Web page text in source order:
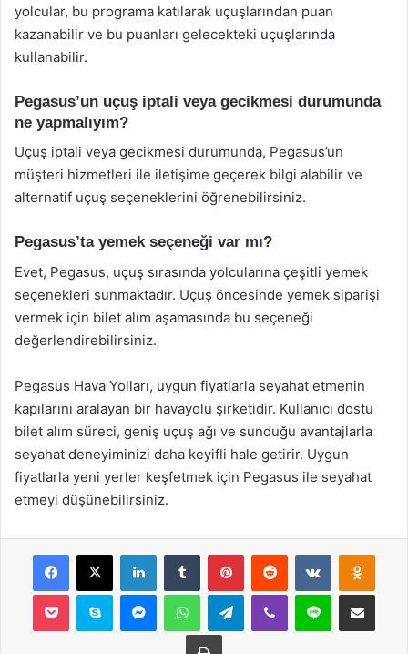
yolcular, bu programa katılarak uçuşlarından puan
kazanabilir ve bu puanları gelecekteki uçuşlarında
kullanabilir.
Pegasus’un uçuş iptali veya gecikmesi durumunda
ne yapmalıyım?
Uçuş iptali veya gecikmesi durumunda, Pegasus’un
müşteri hizmetleri ile iletişime geçerek bilgi alabilir ve
alternatif uçuş seçeneklerini öğrenebilirsiniz.
Pegasus’ta yemek seçeneği var mı?
Evet, Pegasus, uçuş sırasında yolcularına çeşitli yemek
seçenekleri sunmaktadır. Uçuş öncesinde yemek siparişi
vermek için bilet alım aşamasında bu seçeneği
değerlendirebilirsiniz.
Pegasus Hava Yolları, uygun fiyatlarla seyahat etmenin
kapılarını aralayan bir havayolu şirketidir. Kullanıcı dostu
bilet alım süreci, geniş uçuş ağı ve sunduğu avantajlarla
seyahat deneyiminizi daha keyifli hale getirir. Uygun
fiyatlarla yeni yerler keşfetmek için Pegasus ile seyahat
etmeyi düşünebilirsiniz.
Facebook
X LinkedInTumblr PinterestReddit VKontakte
Pocket Skype MessengerWhatsAppTelegramViber Line E-Posta ile
Yazdır